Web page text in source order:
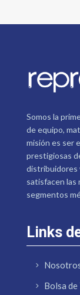
Somos la
de equipo,
misión es ser
prestigiosas
distribuidores
satisfacen las
segmentos
Links
Bolsa